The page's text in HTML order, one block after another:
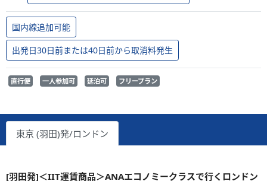
国内線追加可能
出発日30日前または40日前から取消料発生
直行便 一人参加可 延泊可 フリープラン
東京 (羽田)発/ロンドン
[羽田発]＜IIT運賃商品＞ANAエコノミークラスで行くロンドン